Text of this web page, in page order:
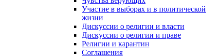
Участие в выборах и в политической
жизни
Дискуссии о религии и власти
Дискуссии о религии и праве
Религии и карантин
Соглашения